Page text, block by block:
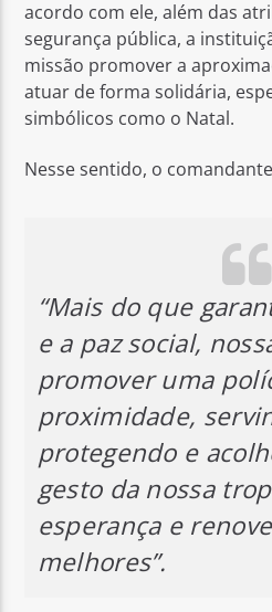
acordo com ele, além das
segurança pública, a
missão promover a
atuar de forma solidária,
simbólicos como o Natal.
Nesse sentido, o
“Mais do que
e a paz social,
promover uma
proximidade,
protegendo e
gesto da nossa
esperança e
melhores”.